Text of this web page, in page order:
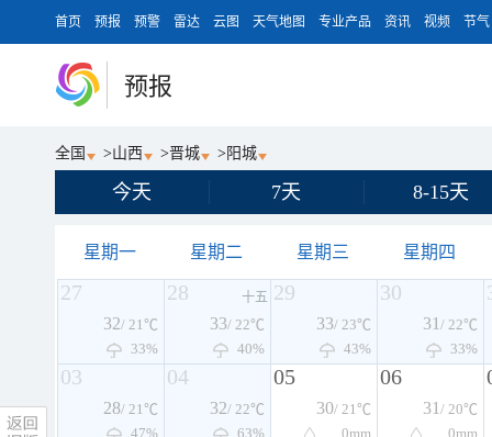
首页 预报 预警 雷达 云图 天气地图 专业产品 资讯 视频 节气
预报
全国 >山西 >晋城 > 阳城
今天 7天 8-15天
星期一 星期二 星期三 星期四
27
32/ 21℃
33%
28 十五
33/ 22℃
40%
29
33/ 23℃
43%
30
31 / 22℃
33%
03
28/ 21℃
47%
04
32/ 22℃
63%
05
30/ 21℃
0mm
06
31 / 20℃
0mm